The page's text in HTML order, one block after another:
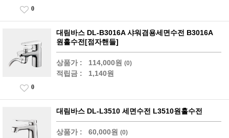
0
대림바스 DL-B3016A 샤워겸용세면수전 B3016A
원홀수전[점자핸들]
상품가 : 114,000원 (0)
적립금 : 1,140원
0
대림바스 DL-L3510 세면수전 L3510원홀수전
상품가 : 60,000원 (0)